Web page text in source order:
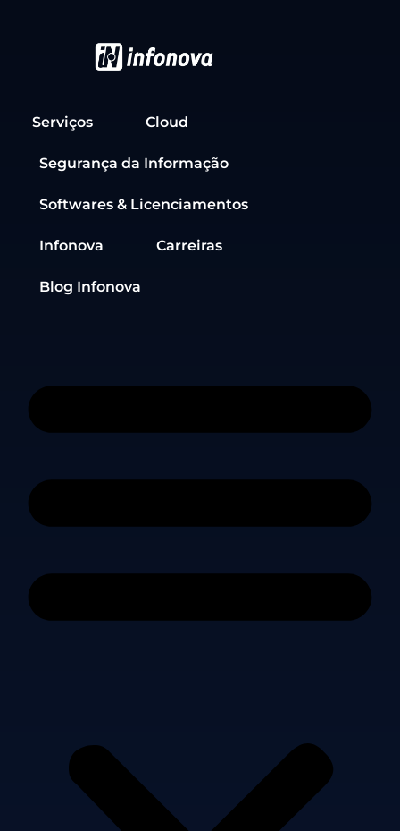
Serviços Cloud
Segurança da Informação
Softwares & Licenciamentos
Infonova Carreiras
Blog Infonova